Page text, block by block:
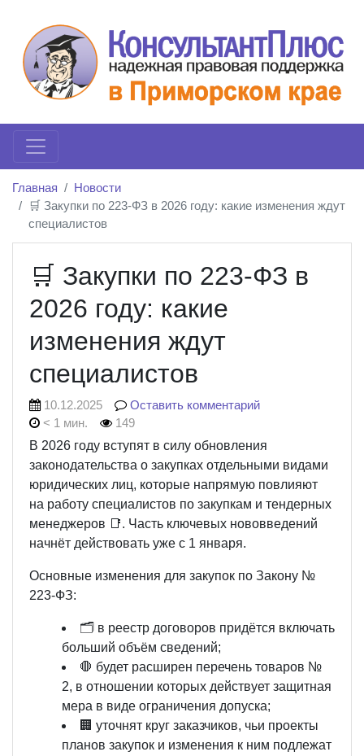
Главная
Новости
🛒 Закупки по 223-ФЗ в 2026 году: какие изменения ждут
специалистов
🛒 Закупки по 223-ФЗ в
2026 году: какие
изменения ждут
специалистов
10.12.2025
Оставить комментарий
< 1 мин.
149
В 2026 году вступят в силу обновления
законодательства о закупках отдельными видами
юридических лиц, которые напрямую повлияют
на работу специалистов по закупкам и тендерных
менеджеров 📑. Часть ключевых нововведений
начнёт действовать уже с 1 января.
Основные изменения для закупок по Закону №
223-ФЗ:
🗂️ в реестр договоров придётся включать
больший объём сведений;
🛑 будет расширен перечень товаров №
2, в отношении которых действует защитная
мера в виде ограничения допуска;
🏢 уточнят круг заказчиков, чьи проекты
планов закупок и изменения к ним подлежат